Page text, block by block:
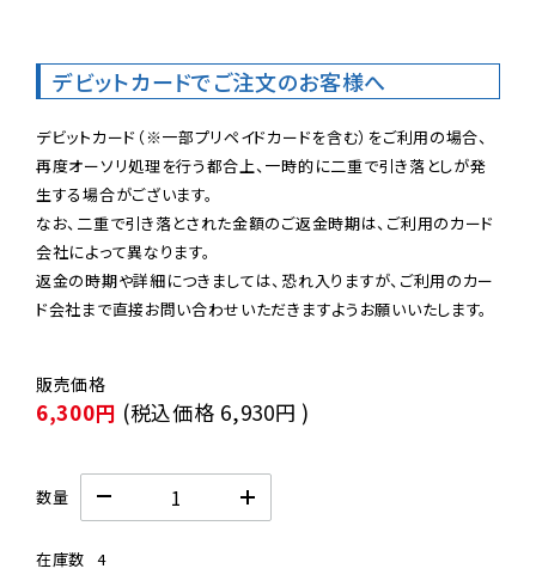
デビットカードでご注文のお客様へ
デビットカード（※一部プリペイドカードを含む）をご利用の場合、
再度オーソリ処理を行う都合上、一時的に二重で引き落としが発
生する場合がございます。
なお、二重で引き落とされた金額のご返金時期は、ご利用のカード
会社によって異なります。
返金の時期や詳細につきましては、恐れ入りますが、ご利用のカー
ド会社まで直接お問い合わせいただきますようお願いいたします。
6,300円 (税込価格 6,930円 )
数量
在庫数 4